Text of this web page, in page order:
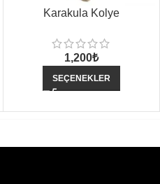
Karakula Kolye
1,200₺
SEÇENEKLER